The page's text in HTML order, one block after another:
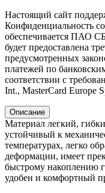
Настоящий сайт
Конфиденциальность
обеспечивается ПАО
будет предоставлена
предусмотренных
платежей по
соответствии с
Int., MasterCard Europe
Описание
Материал легкий,
устойчивый к
температурах, легко
деформации, имеет
быстрому накоплению
удобен и комфортный